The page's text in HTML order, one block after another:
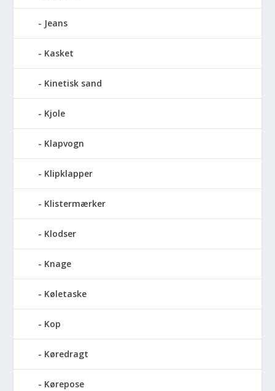
Jeans
Kasket
Kinetisk sand
Kjole
Klapvogn
Klipklapper
Klistermærker
Klodser
Knage
Køletaske
Kop
Køredragt
Kørepose